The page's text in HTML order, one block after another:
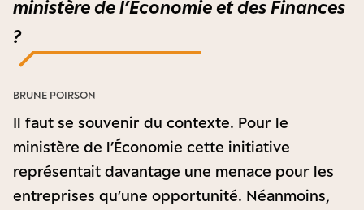
ministère de l’Économie et des Finances
?
Il faut se souvenir du contexte. Pour le
ministère de l’Économie cette initiative
représentait davantage une menace pour les
entreprises qu’une opportunité. Néanmoins,
BRUNE POIRSON